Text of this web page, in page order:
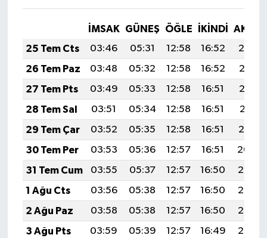
İMSAK GÜNEŞ ÖĞLE İKINDI
25 Tem Cts
03:46 05:31 12:58 16:52
20:14
26 Tem Paz
03:48 05:32 12:58 16:52
20:13
27 Tem Pts
03:49 05:33 12:58 16:51
20:12
28 Tem Sal
03:51 05:34 12:58 16:51
20:11
29 Tem Çar
03:52 05:35 12:58 16:51
20:10
30 Tem Per
03:53 05:36 12:57 16:51
20:09
31 Tem Cum
03:55 05:37 12:57 16:50
20:08
1 Ağu Cts
03:56 05:38 12:57 16:50
20:07
2 Ağu Paz
03:58 05:38 12:57 16:50
20:06
3 Ağu Pts
03:59 05:39 12:57 16:49
20:05